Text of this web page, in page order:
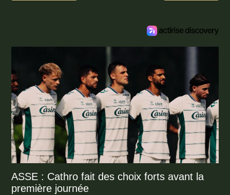
ASSE : Cathro fait des choix forts avant la
première journée